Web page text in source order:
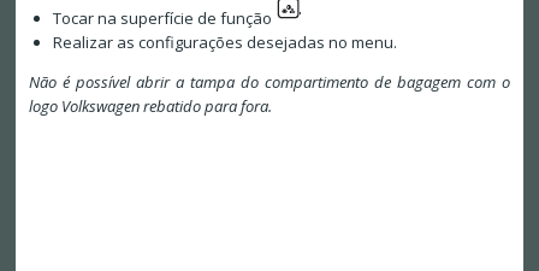
Tocar na superfície de função
Realizar as configurações desejadas no menu.
Não é possível abrir a tampa do compartimento de bagagem com o
logo Volkswagen rebatido para fora.